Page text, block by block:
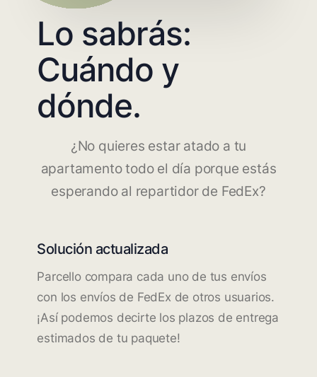
Lo sabrás:
Cuándo y
dónde.
¿No quieres estar atado a tu
apartamento todo el día porque estás
esperando al repartidor de FedEx?
Solución actualizada
Parcello compara cada uno de tus envíos
con los envíos de FedEx de otros usuarios.
¡Así podemos decirte los plazos de entrega
estimados de tu paquete!